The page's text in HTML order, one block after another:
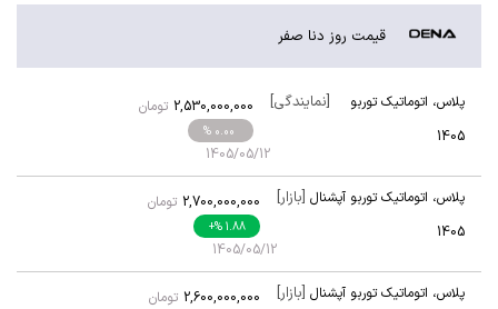
قیمت روز دنا صفر
پلاس، اتوماتیک توربو
آپشنال
[نمایندگی]
1405
1405/05/12
% 0.00
تومان 2,530,000,000
پلاس، اتوماتیک توربو آپشنال [بازار]
1405
1405/05/12
% 1.88
+
تومان 2,700,000,000
پلاس، اتوماتیک توربو آپشنال [بازار] تومان 2,600,000,000